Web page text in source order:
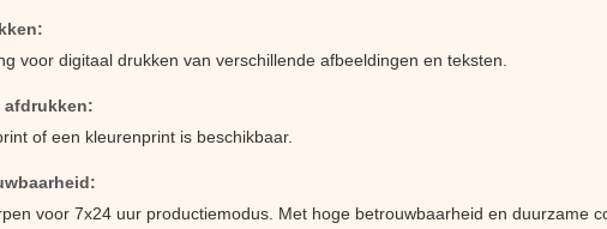
voor digitaal drukken van verschillende afbeeldingen en teksten.
afdrukken:
of een kleurenprint is beschikbaar.
voor 7x24 uur productiemodus. Met hoge betrouwbaarheid en duurzame